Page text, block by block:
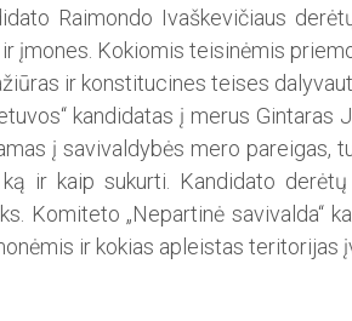
Raimondo Ivaškevičiaus
įmones. Kokiomis teisinėmis
ir konstitucines teises
kandidatas į merus Gintaras
į savivaldybės mero pareigas,
ir kaip sukurti. Kandidato derėtų
Komiteto „Nepartinė savivalda“
ir kokias apleistas teritorijas